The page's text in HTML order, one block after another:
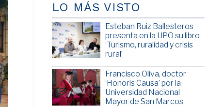
LO MÁS VISTO
Esteban Ruiz Ballesteros
presenta en la UPO su libro
‘Turismo, ruralidad y crisis
rural’
Francisco Oliva, doctor
‘Honoris Causa’ por la
Universidad Nacional
Mayor de San Marcos